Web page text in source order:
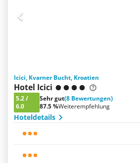
Icici, Kvarner Bucht, Kroatien
Hotel Icici
5.2/
6.0
Sehr gut(8 Bewertungen)
87.5 %Weiterempfehlung
Hoteldetails